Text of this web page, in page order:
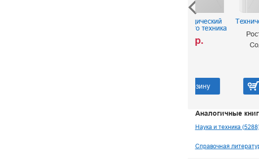
Техническое
Ростовцев Н.
Соловьев С.
В корзину
Аналогичные
Наука и техника
Справочная